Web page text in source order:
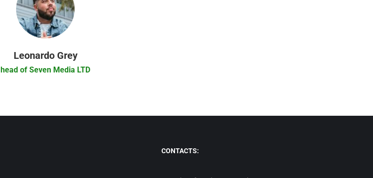
Leonardo Grey
head of Seven Media LTD
CONTACTS: